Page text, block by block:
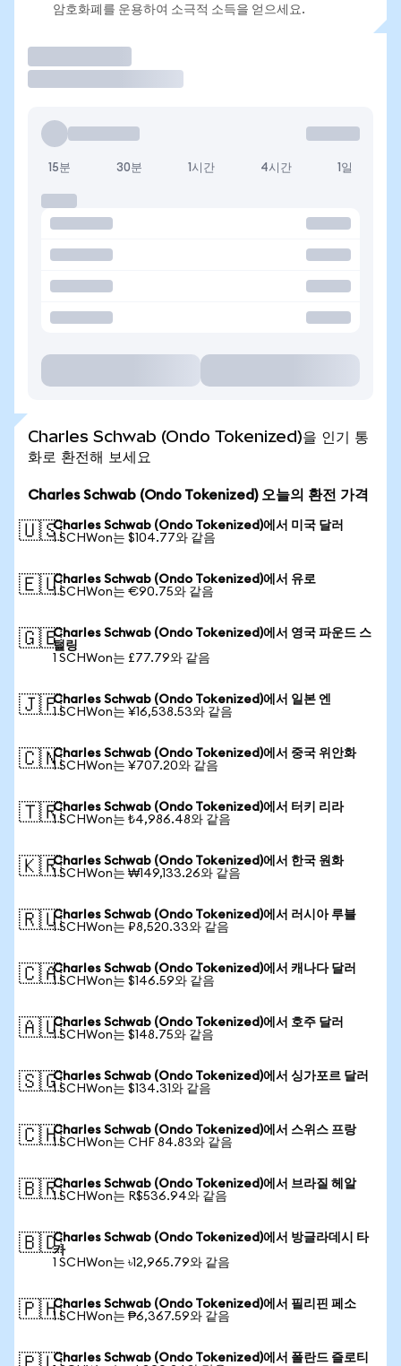
암호화폐를 운용하여 소극적 소득을 얻으세요.
15분 30분 1시간 4시간 1일
Charles Schwab (Ondo Tokenized)을 인기 통
화로 환전해 보세요
Charles Schwab (Ondo Tokenized) 오늘의 환전 가격
🇺🇸Charles Schwab (Ondo Tokenized)에서 미국 달러
1 SCHWon는 $104.77와 같음
🇪🇺Charles Schwab (Ondo Tokenized)에서 유로
1 SCHWon는 €90.75와 같음
🇬🇧Charles Schwab (Ondo Tokenized)에서 영국 파운드 스
털링
1 SCHWon는 £77.79와 같음
🇯🇵Charles Schwab (Ondo Tokenized)에서 일본 엔
1 SCHWon는 ¥16,538.53와 같음
🇨🇳Charles Schwab (Ondo Tokenized)에서 중국 위안화
1 SCHWon는 ¥707.20와 같음
🇹🇷Charles Schwab (Ondo Tokenized)에서 터키 리라
1 SCHWon는 ₺4,986.48와 같음
🇰🇷Charles Schwab (Ondo Tokenized)에서 한국 원화
1 SCHWon는 ₩149,133.26와 같음
🇷🇺Charles Schwab (Ondo Tokenized)에서 러시아 루블
1 SCHWon는 ₽8,520.33와 같음
🇨🇦Charles Schwab (Ondo Tokenized)에서 캐나다 달러
1 SCHWon는 $146.59와 같음
🇦🇺Charles Schwab (Ondo Tokenized)에서 호주 달러
1 SCHWon는 $148.75와 같음
🇸🇬Charles Schwab (Ondo Tokenized)에서 싱가포르 달러
1 SCHWon는 $134.31와 같음
🇨🇭Charles Schwab (Ondo Tokenized)에서 스위스 프랑
1 SCHWon는 CHF 84.83와 같음
🇧🇷Charles Schwab (Ondo Tokenized)에서 브라질 헤알
1 SCHWon는 R$536.94와 같음
🇧🇩Charles Schwab (Ondo Tokenized)에서 방글라데시 타
카
1 SCHWon는 ৳12,965.79와 같음
🇵🇭Charles Schwab (Ondo Tokenized)에서 필리핀 페소
1 SCHWon는 ₱6,367.59와 같음
Charles Schwab (Ondo Tokenized)에서 폴란드 즐로티